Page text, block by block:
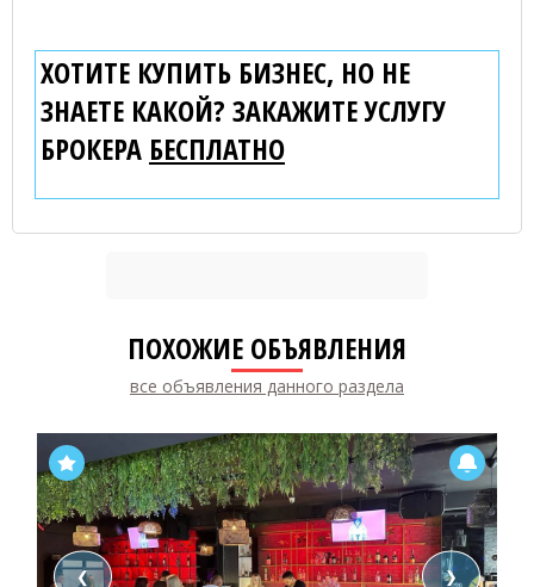
ХОТИТЕ КУПИТЬ БИЗНЕС, НО НЕ
ЗНАЕТЕ КАКОЙ? ЗАКАЖИТЕ УСЛУГУ
БРОКЕРА БЕСПЛАТНО
ПОХОЖИЕ ОБЪЯВЛЕНИЯ
все объявления данного раздела
❮ ❯